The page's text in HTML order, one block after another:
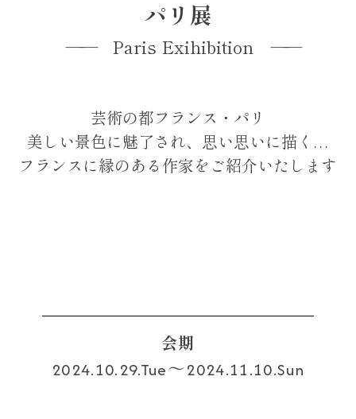
パリ展
Paris Exihibition
芸術の都フランス・パリ
美しい景色に魅了され、思い思いに描く…
フランスに縁のある作家をご紹介いたします
会期
2024.10.29.Tue～2024.11.10.Sun